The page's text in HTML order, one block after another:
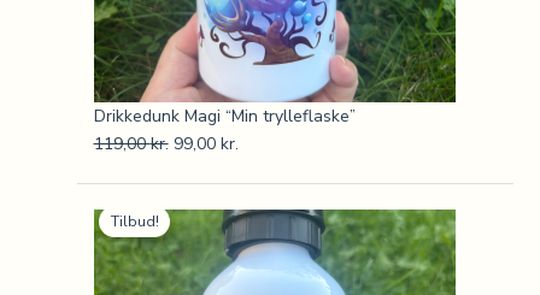
Drikkedunk Magi “Min trylleflaske”
119,00kr. 99,00 kr.
Tilbud!
oprindelige
pris
var:
aktuelle
pris
er: